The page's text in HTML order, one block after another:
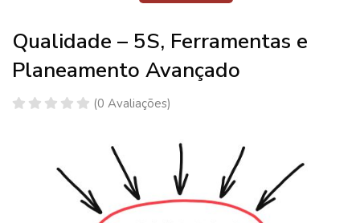
Qualidade – 5S, Ferramentas e
Planeamento Avançado
(0 Avaliações)